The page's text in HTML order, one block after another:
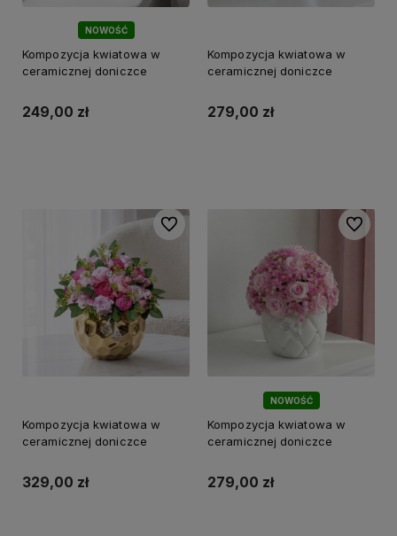
NOWOŚĆ
Kompozycja kwiatowa w
ceramicznej doniczce
249,00 zł
Kompozycja kwiatowa w
ceramicznej doniczce
279,00 zł
Kompozycja kwiatowa w
ceramicznej doniczce
329,00 zł
Do ulubionych
NOWOŚĆ
Kompozycja kwiatowa w
ceramicznej doniczce
279,00 zł
Do